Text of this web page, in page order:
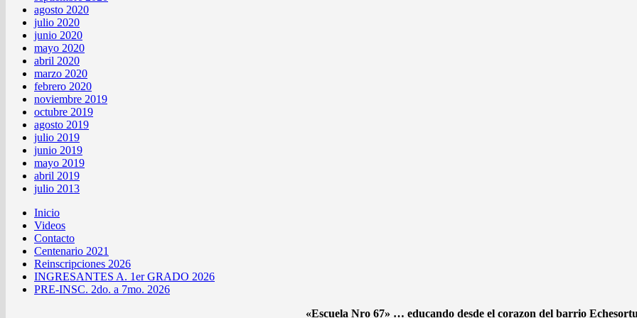
agosto 2020
julio 2020
junio 2020
mayo 2020
abril 2020
marzo 2020
febrero 2020
noviembre 2019
octubre 2019
agosto 2019
julio 2019
junio 2019
mayo 2019
abril 2019
julio 2013
Inicio
Videos
Contacto
Centenario 2021
Reinscripciones 2026
INGRESANTES A. 1er GRADO 2026
PRE-INSC. 2do. a 7mo. 2026
«Escuela Nro 67» … educando desde el corazon del barrio